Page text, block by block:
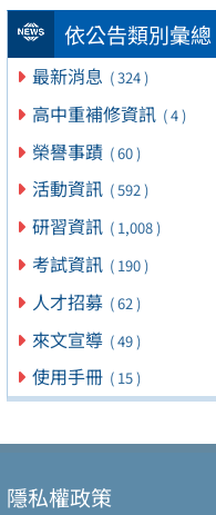
依公告類別彙總
最新消息 ( 324 )
高中重補修資訊 ( 4 )
榮譽事蹟 ( 60 )
活動資訊 ( 592 )
研習資訊 ( 1,008 )
考試資訊 ( 190 )
人才招募 ( 62 )
來文宣導 ( 49 )
使用手冊 ( 15 )
隱私權政策